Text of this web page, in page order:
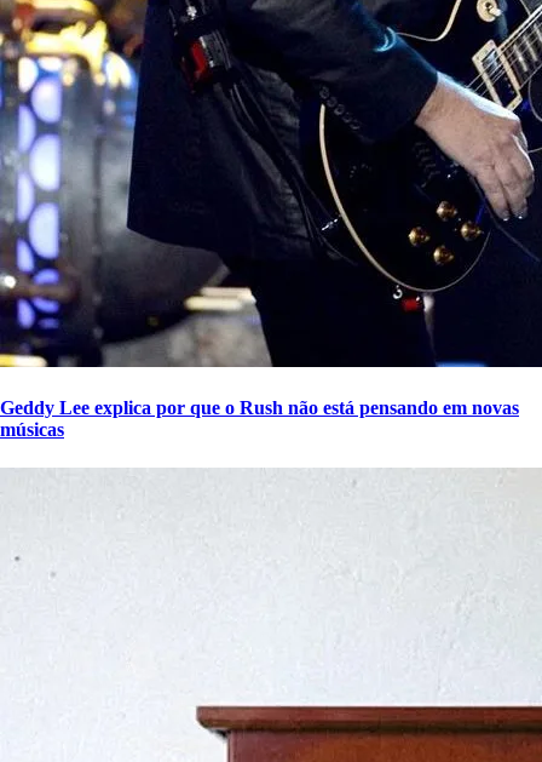
Geddy Lee explica por que o Rush não está pensando em novas
músicas